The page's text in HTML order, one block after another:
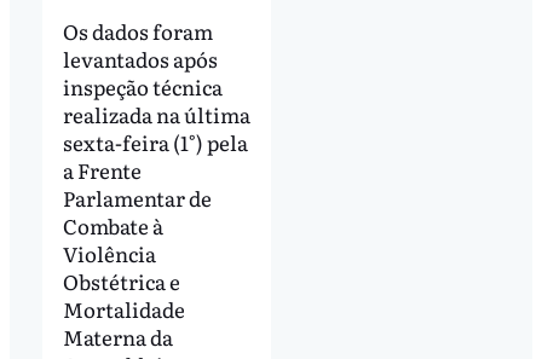
Os dados foram
levantados após
inspeção técnica
realizada na última
sexta-feira (1°) pela
a Frente
Parlamentar de
Combate à
Violência
Obstétrica e
Mortalidade
Materna da